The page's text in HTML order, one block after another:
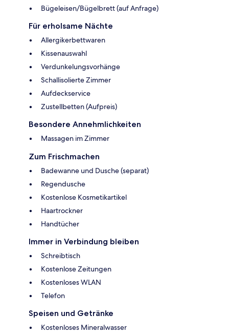
Bügeleisen/Bügelbrett (auf Anfrage)
Für erholsame Nächte
Allergikerbettwaren
Kissenauswahl
Verdunkelungsvorhänge
Schallisolierte Zimmer
Aufdeckservice
Zustellbetten (Aufpreis)
Besondere Annehmlichkeiten
Massagen im Zimmer
Zum Frischmachen
Badewanne und Dusche (separat)
Regendusche
Kostenlose Kosmetikartikel
Haartrockner
Handtücher
Immer in Verbindung bleiben
Schreibtisch
Kostenlose Zeitungen
Kostenloses WLAN
Telefon
Speisen und Getränke
Kostenloses Mineralwasser